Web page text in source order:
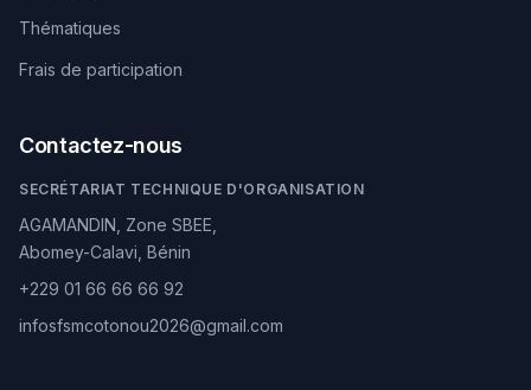
Thématiques
Frais de participation
Contactez-nous
SECRÉTARIAT TECHNIQUE D'ORGANISATION
AGAMANDIN, Zone SBEE,
Abomey-Calavi, Bénin
+229 01 66 66 66 92
infosfsmcotonou2026@gmail.com